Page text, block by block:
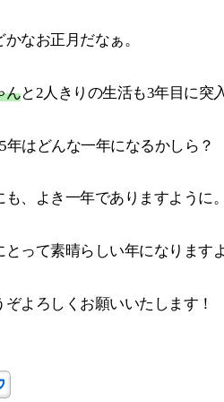
なお正月だなぁ。
んと2人きりの生活も3年目に突入
年はどんな一年になるかしら？
も、よき一年でありますように。
って素晴らしい年になりますよ
よろしくお願いいたします！